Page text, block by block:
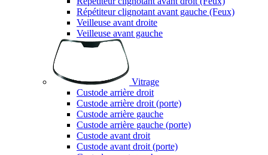
Répétiteur clignotant avant gauche (Feux)
Veilleuse avant droite
Veilleuse avant gauche
Vitrage
Custode arrière droit
Custode arrière droit (porte)
Custode arrière gauche
Custode arrière gauche (porte)
Custode avant droit
Custode avant droit (porte)